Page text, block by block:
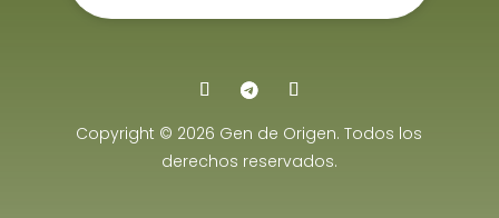
Copyright © 2026 Gen de Origen. Todos los
derechos reservados.